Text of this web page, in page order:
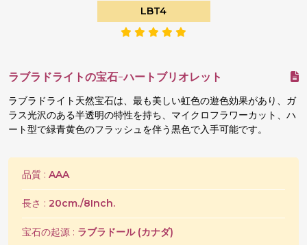
LBT4
ラブラドライトの宝石-ハートブリオレット
ラブラドライト天然宝石は、最も美しい虹色の遊色効果があり、ガ
ラス光沢のある半透明の特性を持ち、マイクロフラワーカット、ハ
ート型で緑青黄色のフラッシュを伴う黒色で入手可能です。
品質 : AAA
長さ : 20cm./8Inch.
宝石の起源 : ラブラドール (カナダ)